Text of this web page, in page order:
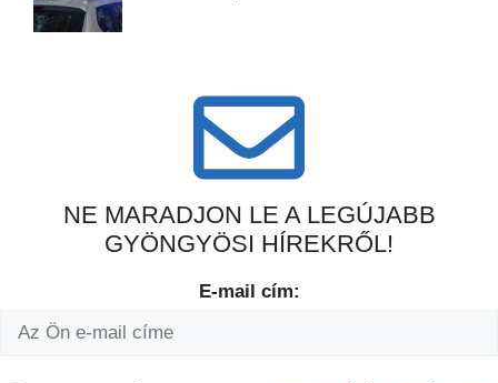
NE MARADJON LE A LEGÚJABB
GYÖNGYÖSI HÍREKRŐL!
E-mail cím: